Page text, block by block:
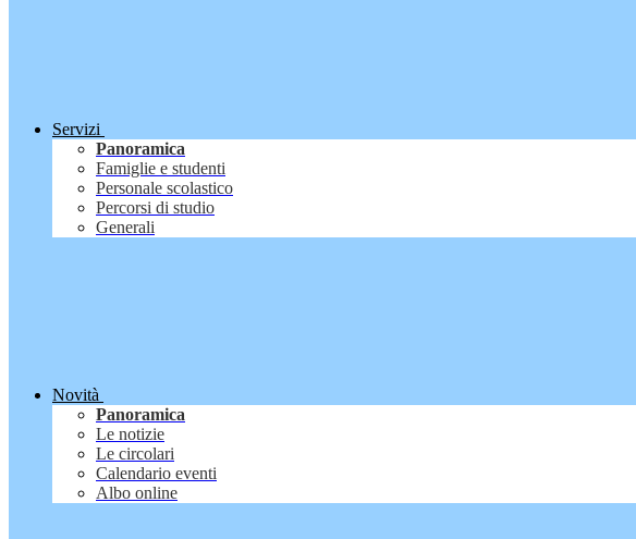
Servizi
Panoramica
Famiglie e studenti
Personale scolastico
Percorsi di studio
Generali
Novità
Panoramica
Le notizie
Le circolari
Calendario eventi
Albo online